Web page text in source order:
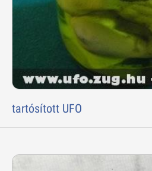
tartósított UFO